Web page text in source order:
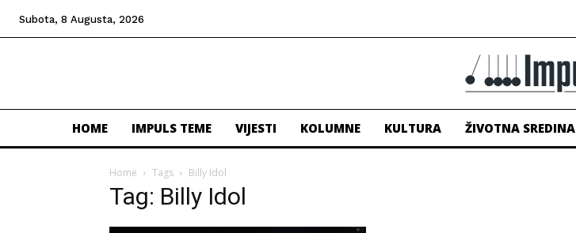
Subota, 8 Augusta, 2026
HOME IMPULS TEME VIJESTI KOLUMNE KULTURA ŽIVOTNA SREDINA
Home Tags Billy Idol
Tag: Billy Idol